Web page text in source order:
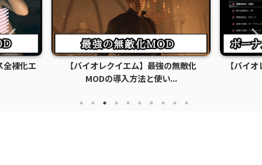
全裸化エ
【バイオレクイエム】最強の無敵化
MODの導入方法と使い...
【バイ